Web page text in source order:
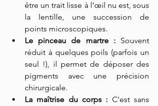
être un trait lisse à l'œil nu est, sous
la lentille, une succession de
points microscopiques.
Le pinceau de martre : Souvent
réduit à quelques poils (parfois un
seul !), il permet de déposer des
pigments avec une précision
chirurgicale.
La maîtrise du corps : C'est sans